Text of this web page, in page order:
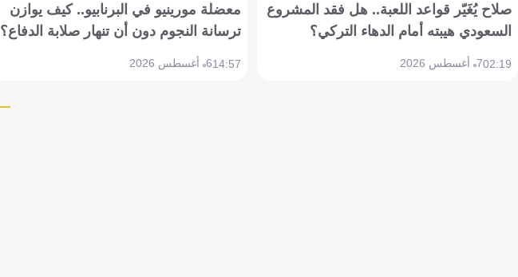
صلاح يُغَيّر قواعد اللعبة.. هل فقد المشروع
السعودي هيبته أمام الدهاء التركي؟
02:197 أغسطس 2026
معضلة مورينيو في البرنابيو.. كيف يوازن
ترسانة النجوم دون أن تنهار صلابة الدفاع؟
14:576 أغسطس 2026